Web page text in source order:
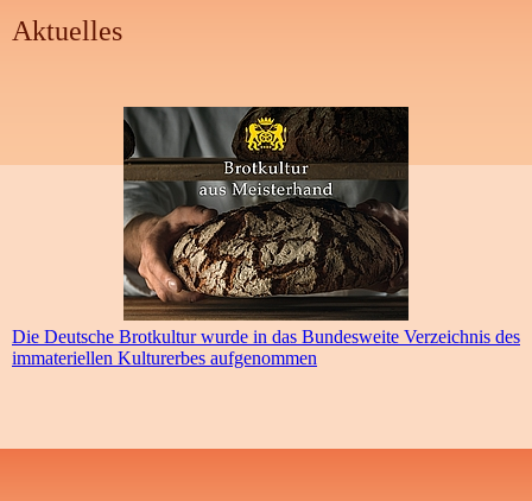
Aktuelles
Die Deutsche Brotkultur wurde in das Bundesweite Verzeichnis des
immateriellen Kulturerbes aufgenommen